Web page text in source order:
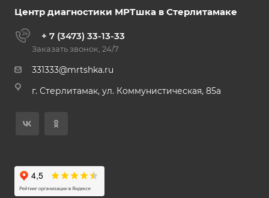
Центр диагностики МРТшка в Стерлитамаке
+ 7 (3473) 33-13-33
Заказать звонок, 24/7
331333@mrtshka.ru
г. Стерлитамак, ул. Коммунистическая, 85а